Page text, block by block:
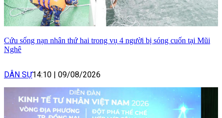
Cứu sống nạn nhân thứ hai trong vụ 4 người bị sóng cuốn tại Mũi
Nghê
DÂN SỰ14:10 09/08/2026